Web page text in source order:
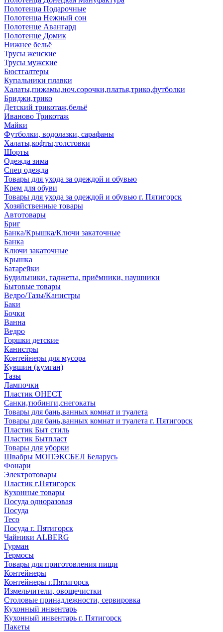
Полотенца Подарочные
Полотенца Нежный сон
Полотенце Авангард
Полотенце Домик
Нижнее бельё
Трусы женские
Трусы мужские
Бюстгалтеры
Купальники плавки
Халаты,пижамы,ноч.сорочки,платья,трико,футболки
Бриджи,трико
Детский трикотаж,бельё
Иваново Трикотаж
Майки
Футболки, водолазки, сарафаны
Халаты,кофты,толстовки
Шорты
Одежда зима
Спец одежда
Товары для ухода за одеждой и обувью
Крем для обуви
Товары для ухода за одеждой и обувью г. Пятигорск
Хозяйственные товары
Автотовары
Бриг
Банка/Крышка/Ключи закаточные
Банка
Ключи закаточные
Крышка
Батарейки
Будильники, гаджеты, приёмники, наушники
Бытовые товары
Ведро/Тазы/Канистры
Баки
Бочки
Ванна
Ведро
Горшки детские
Канистры
Контейнеры для мусора
Кувшин (кумган)
Тазы
Лампочки
Пластик ОНЕСТ
Санки,тюбинги,снегокаты
Товары для бань,ванных комнат и туалета
Товары для бань,ванных комнат и туалета г. Пятигорск
Пластик Быт стиль
Пластик Бытпласт
Товары для уборки
Швабры МОПЭКСБЕЛ Беларусь
Фонари
Электротовары
Пластик г.Пятигорск
Кухонные товары
Посуда одноразовая
Посуда
Teco
Посуда г. Пятигорск
Чайники ALBERG
Гурман
Термосы
Товары для приготовления пищи
Контейнеры
Контейнеры г.Пятигорск
Измельчители, овощечистки
Столовые принадлежности, сервировка
Кухонный инвентарь
Кухонный инвентарь г. Пятигорск
Пакеты